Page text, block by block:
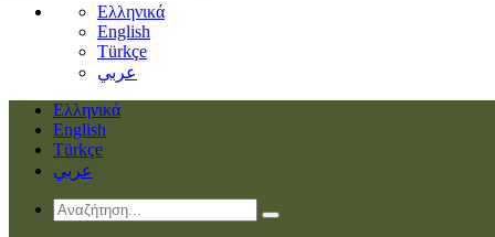
Ελληνικά
English
Türkçe
عربي
Ελληνικά
English
Türkçe
عربي